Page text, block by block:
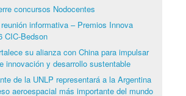
concursos Nodocentes
informativa – Premios Innova
CIC-Bedson
su alianza con China para impulsar
innovación y desarrollo sustentable
de la UNLP representará a la Argentina
aeroespacial más importante del mundo